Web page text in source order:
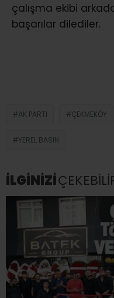
çalışma ekibi
başarılar dilediler.
AK PARTI ÇEKMEKÖY
YEREL BASIN
İLGİNİZİ